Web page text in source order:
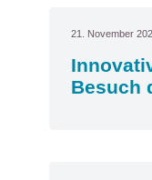
21. November
Besuch